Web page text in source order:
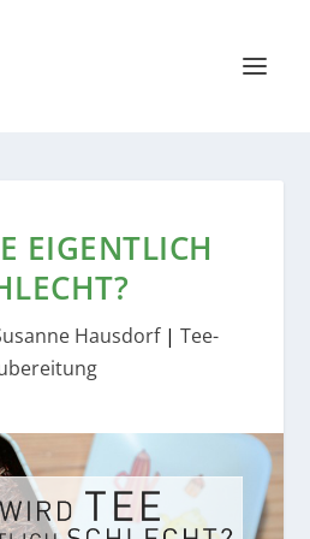
EIGENTLICH
Hausdorf| Tee-